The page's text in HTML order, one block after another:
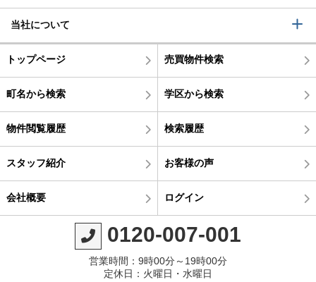
当社について
トップページ 売買物件検索
町名から検索 学区から検索
物件閲覧履歴 検索履歴
スタッフ紹介 お客様の声
会社概要 ログイン
0120-007-001
営業時間：9時00分～19時00分
定休日：火曜日・水曜日